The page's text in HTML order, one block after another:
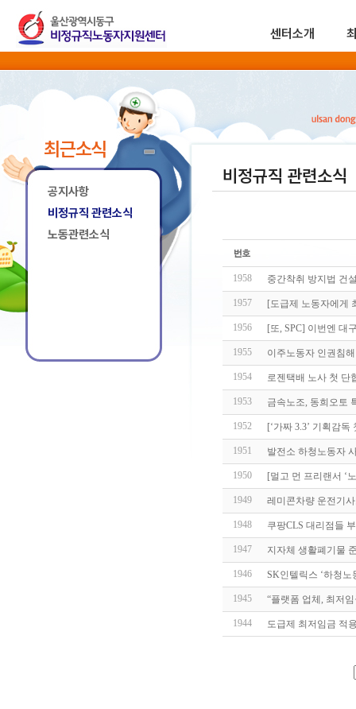
센터소개
최근소식
공지사항
비정규직 관련소식
노동관련소식
비정규직 관련소식
1958 중간착취 방지법 건
1957 [도급제 노동자에
1956 [또, SPC] 이번엔 대
1955 이주노동자 인권침
1954 로젠택배 노사 첫 단
1953 금속노조, 동희오토
1952 [‘가짜 3.3’ 기획감
1951 발전소 하청노동자
1950 [멀고 먼 프리랜서 ‘
1949 레미콘차량 운전기
1948 쿠팡CLS 대리점들
1947 지자체 생활폐기물
1946 SK인텔릭스 ‘하청
1945 “플랫폼 업체, 최저
1944 도급제 최저임금 적